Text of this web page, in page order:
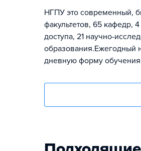
НГПУ это современный,
факультетов, 65 кафедр,
доступа, 21 научно-
образования.Ежегодный
дневную форму